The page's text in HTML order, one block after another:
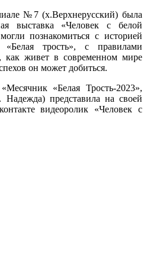
№7 (х.Верхнерусский) была
выставка «Человек с белой
познакомиться с историей
«Белая трость», с правилами
как живет в современном мире
он может добиться.
«Белая Трость-2023»,
представила на своей
видеоролик «Человек с